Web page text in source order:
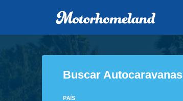
Buscar Autocaravanas
PAÍS